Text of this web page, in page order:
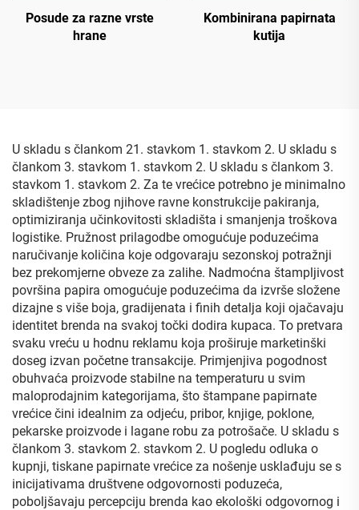
Posude za razne vrste
hrane
Kombinirana papirnata
kutija
U skladu s člankom 21. stavkom 1. stavkom 2. U skladu s
člankom 3. stavkom 1. stavkom 2. U skladu s člankom 3.
stavkom 1. stavkom 2. Za te vrećice potrebno je minimalno
skladištenje zbog njihove ravne konstrukcije pakiranja,
optimiziranja učinkovitosti skladišta i smanjenja troškova
logistike. Pružnost prilagodbe omogućuje poduzećima
naručivanje količina koje odgovaraju sezonskoj potražnji
bez prekomjerne obveze za zalihe. Nadmoćna štampljivost
površina papira omogućuje poduzećima da izvrše složene
dizajne s više boja, gradijenata i finih detalja koji ojačavaju
identitet brenda na svakoj točki dodira kupaca. To pretvara
svaku vreću u hodnu reklamu koja proširuje marketinški
doseg izvan početne transakcije. Primjenjiva pogodnost
obuhvaća proizvode stabilne na temperaturu u svim
maloprodajnim kategorijama, što štampane papirnate
vrećice čini idealnim za odjeću, pribor, knjige, poklone,
pekarske proizvode i lagane robu za potrošače. U skladu s
člankom 3. stavkom 2. stavkom 2. U pogledu odluka o
kupnji, tiskane papirnate vrećice za nošenje usklađuju se s
inicijativama društvene odgovornosti poduzeća,
poboljšavaju percepciju brenda kao ekološki odgovornog i